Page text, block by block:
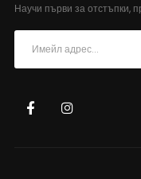
Научи първи за отстъпки,